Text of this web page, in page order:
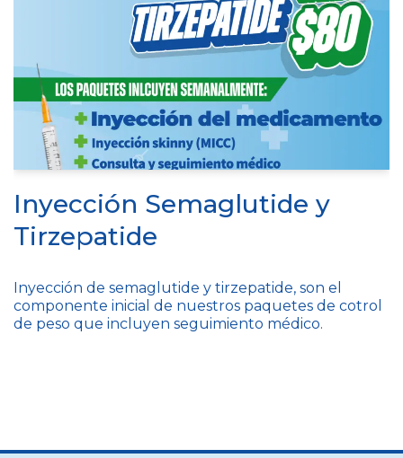
Inyección Semaglutide y
Tirzepatide
Inyección de semaglutide y tirzepatide, son el
componente inicial de nuestros paquetes de cotrol
de peso que incluyen seguimiento médico.